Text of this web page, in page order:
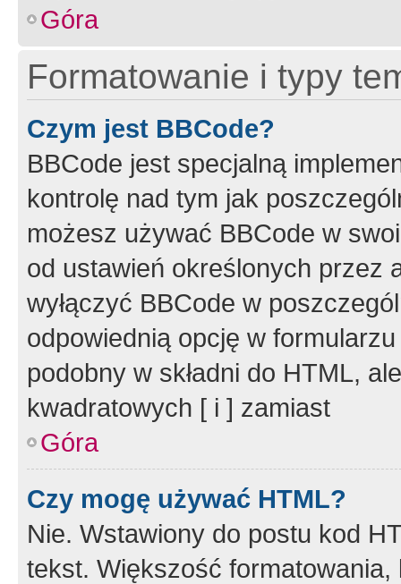
Góra
Formatowanie i typy
Czym jest BBCode?
BBCode jest specjalną
kontrolę nad tym jak
możesz używać BBCode w
od ustawień określonych przez
wyłączyć BBCode w
odpowiednią opcję w
podobny w składni do HTML,
kwadratowych [ i ] zamiast
Góra
Czy mogę używać HTML?
Nie. Wstawiony do postu kod
tekst. Większość